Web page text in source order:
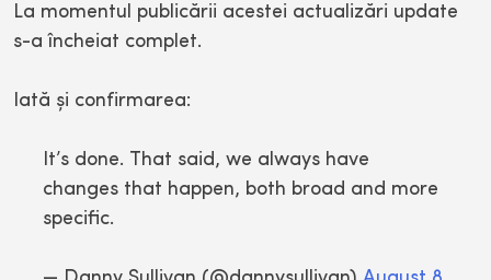
La momentul publicării acestei actualizări update
s-a încheiat complet.
Iată şi confirmarea:
It’s done. That said, we always have
changes that happen, both broad and more
specific.